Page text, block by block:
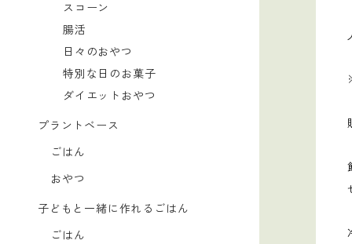
スコーン
腸活
日々のおやつ
特別な日のお菓子
ダイエットおやつ
プラントベース
ごはん
おやつ
子どもと一緒に作れるごはん
ごはん